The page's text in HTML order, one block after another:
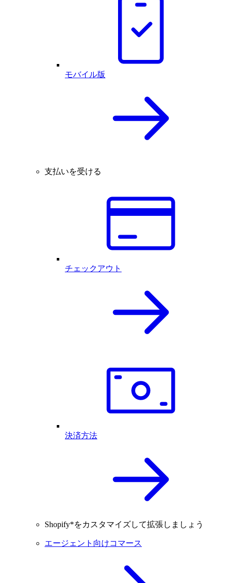
モバイル版
支払いを受ける
チェックアウト
決済方法
Shopify*をカスタマイズして拡張しましょう
エージェント向けコマース